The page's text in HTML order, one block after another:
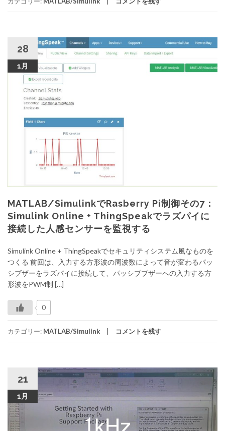
28
1月
MATLAB/SimulinkでRasberry Pi制御その7：
Simulink Online + ThingSpeakでラズパイに
接続した人感センサーを監視する
Simulink Online + ThingSpeakでセキュリティシステム風なものを
つくる 前回は、入力する方形波の周波数によって音が変わるパッ
シブザーをラズパイに接続して、パッシブブザーへの入力する方
形波をPWM制 […]
0
カテゴリー: MATLAB/Simulink コメントを残す
21
1月